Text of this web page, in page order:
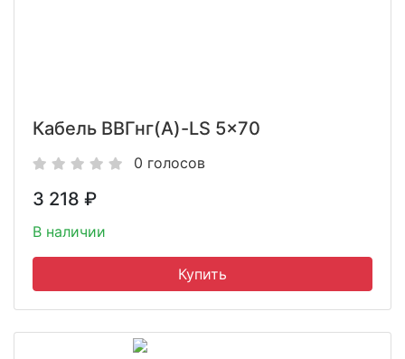
Кабель ВВГнг(A)-LS 5x70
0 голосов
3 218 ₽
В наличии